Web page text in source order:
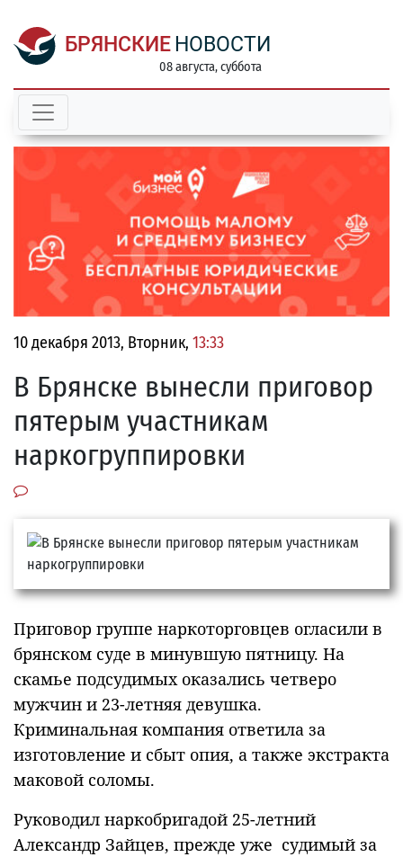
БРЯНСКИЕ НОВОСТИ
08 августа, суббота
10 декабря 2013, Вторник, 13:33
В Брянске вынесли приговор
пятерым участникам
наркогруппировки
Приговор группе наркоторговцев огласили в
брянском суде в минувшую пятницу. На
скамье подсудимых оказались четверо
мужчин и 23-летняя девушка.
Криминальная компания ответила за
изготовление и сбыт опия, а также экстракта
маковой соломы.
Руководил наркобригадой 25-летний
Александр Зайцев, прежде уже судимый за